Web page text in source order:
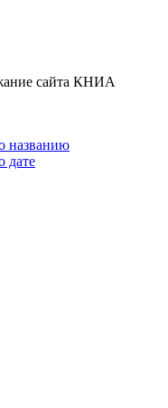
сайта КНИА
названию
дате